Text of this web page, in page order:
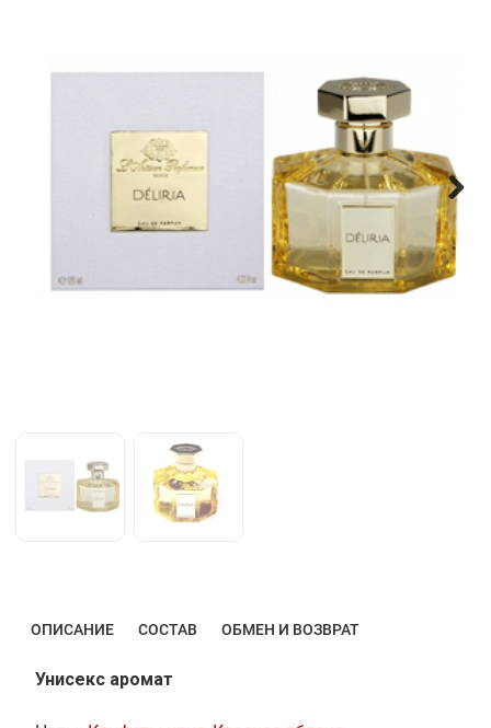
ОПИСАНИЕ СОСТАВ ОБМЕН И ВОЗВРАТ
Унисекс аромат